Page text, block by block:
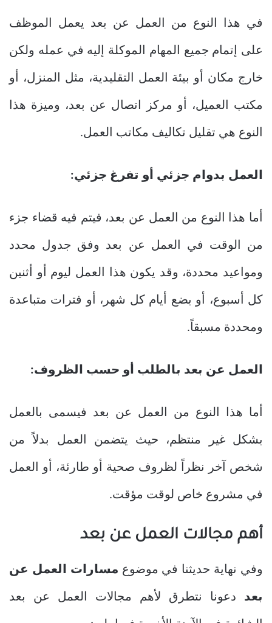
في هذا النوع من العمل عن بعد يعمل الموظف
على إتمام جميع المهام الموكلة إليه في عمله ولكن
خارج مكان أو بيئة العمل التقليدية، مثل المنزل، أو
مكتب العميل، أو مركز اتصال عن بعد، وميزة هذا
النوع هي تقليل تكاليف مكاتب العمل.
العمل بدوام جزئي أو تفرغ جزئي:
أما هذا النوع من العمل عن بعد، فيتم فيه قضاء جزء
من الوقت في العمل عن بعد وفق جدول محدد
ومواعيد محددة، وقد يكون هذا العمل ليوم أو أثنين
كل أسبوع، أو بضع أيام كل شهر، أو فترات متباعدة
ومحددة مسبقاً.
العمل عن بعد بالطلب أو حسب الظروف:
أما هذا النوع من العمل عن بعد فيسمى بالعمل
بشكل غير منتظم، حيث يتضمن العمل بدلاً من
شخص آخر نظراً لظروف صحية أو طارئة، أو العمل
في مشروع خاص لوقت مؤقت.
أهم مجالات العمل عن بعد
وفي نهاية حديثنا في موضوع مسارات العمل عن
بعد دعونا نتطرق لأهم مجالات العمل عن بعد